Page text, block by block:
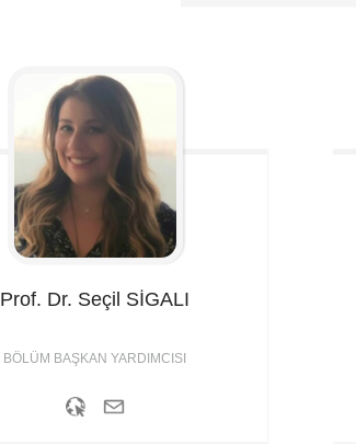
Prof. Dr. Seçil SİGALI
BÖLÜM BAŞKAN YARDIMCISI